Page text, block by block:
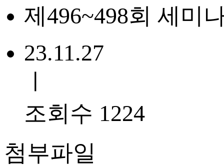
제496~498회 세미
23.11.27
조회수 1224
첨부파일